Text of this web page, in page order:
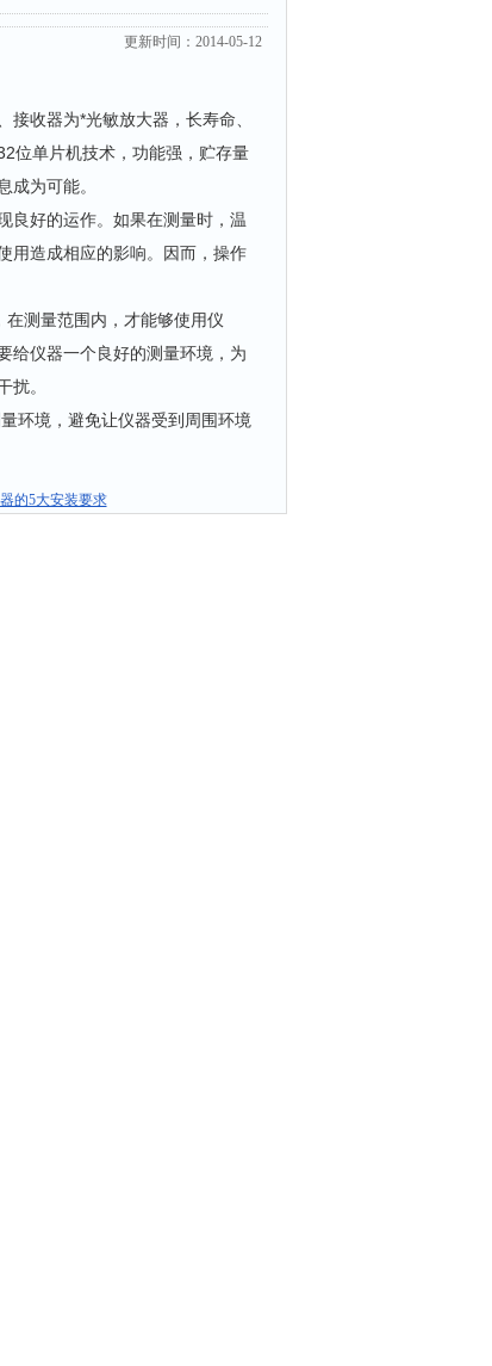
更新时间：2014-05-12
收器为*光敏放大器，长寿命、
位单片机技术，功能强，贮存量
成为可能。
良好的运作。如果在测量时，温
用造成相应的影响。因而，操作
测量范围内，才能够使用仪
给仪器一个良好的测量环境，为
扰。
环境，避免让仪器受到周围环境
的5大安装要求